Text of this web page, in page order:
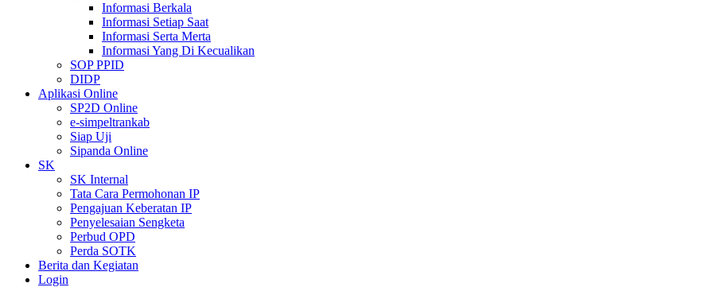
Informasi Berkala
Informasi Setiap Saat
Informasi Serta Merta
Informasi Yang Di Kecualikan
SOP PPID
DIDP
Aplikasi Online
SP2D Online
e-simpeltrankab
Siap Uji
Sipanda Online
SK
SK Internal
Tata Cara Permohonan IP
Pengajuan Keberatan IP
Penyelesaian Sengketa
Perbud OPD
Perda SOTK
Berita dan Kegiatan
Login